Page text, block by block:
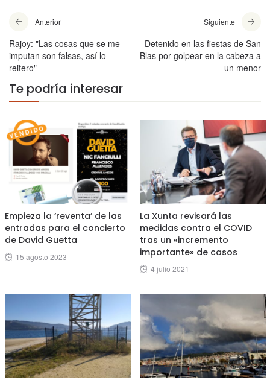
Anterior
Rajoy: "Las cosas que se me
imputan son falsas, así lo
reitero"
Siguiente
Detenido en las fiestas de San
Blas por golpear en la cabeza a
un menor
Te podría interesar
Empieza la ‘reventa’ de las
entradas para el concierto
de David Guetta
Posted
15 agosto 2023
La Xunta revisará las
medidas contra el COVID
tras un «incremento
importante» de casos
Posted
4 julio 2021